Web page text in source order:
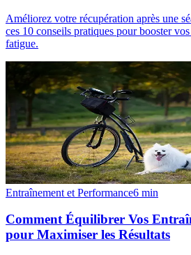
Améliorez votre récupération après une
ces 10 conseils pratiques pour booster
fatigue.
Entraînement et Performance6 min
Comment Équilibrer Vos
pour Maximiser les Résultats